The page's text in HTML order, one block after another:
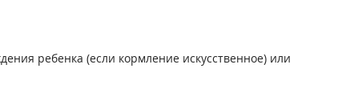
ребенка (если кормление искусственное) или